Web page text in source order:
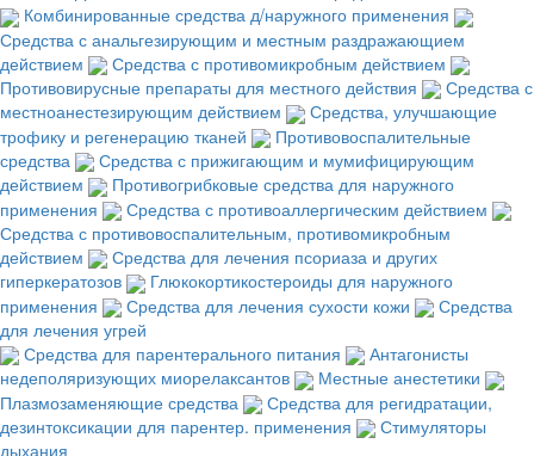
Комбинированные средства д/наружного применения
Средства с анальгезирующим и местным раздражающием
действием
Средства с противомикробным действием
Противовирусные препараты для местного действия
Средства с
местноанестезирующим действием
Средства, улучшающие
трофику и регенерацию тканей
Противовоспалительные
средства
Средства с прижигающим и мумифицирующим
действием
Противогрибковые средства для наружного
применения
Средства с противоаллергическим действием
Средства с противовоспалительным, противомикробным
действием
Средства для лечения псориаза и других
гиперкератозов
Глюкокортикостероиды для наружного
применения
Средства для лечения сухости кожи
Средства
для лечения угрей
Средства для парентерального питания
Антагонисты
недеполяризующих миорелаксантов
Местные анестетики
Плазмозаменяющие средства
Средства для регидратации,
дезинтоксикации для парентер. применения
Стимуляторы
дыхания